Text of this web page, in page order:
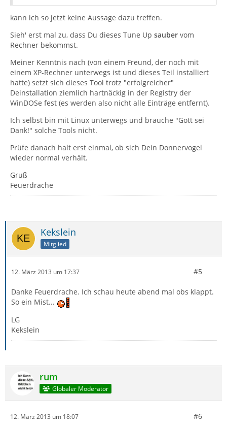
kann ich so jetzt keine Aussage dazu treffen.
Sieh' erst mal zu, dass Du dieses Tune Up sauber vom
Rechner bekommst.
Meiner Kenntnis nach (von einem Freund, der noch mit
einem XP-Rechner unterwegs ist und dieses Teil installiert
hatte) setzt sich dieses Tool trotz "erfolgreicher"
Deinstallation ziemlich hartnäckig in der Registry der
WinDOSe fest (es werden also nicht alle Einträge entfernt).
Ich selbst bin mit Linux unterwegs und brauche "Gott sei
Dank!" solche Tools nicht.
Prüfe danach halt erst einmal, ob sich Dein Donnervogel
wieder normal verhält.
Gruß
Feuerdrache
Kekslein
Mitglied
12. März 2013 um 17:37 #5
Danke Feuerdrache. Ich schau heute abend mal obs klappt.
So ein Mist...
LG
Kekslein
rum
Globaler Moderator
12. März 2013 um 18:07 #6